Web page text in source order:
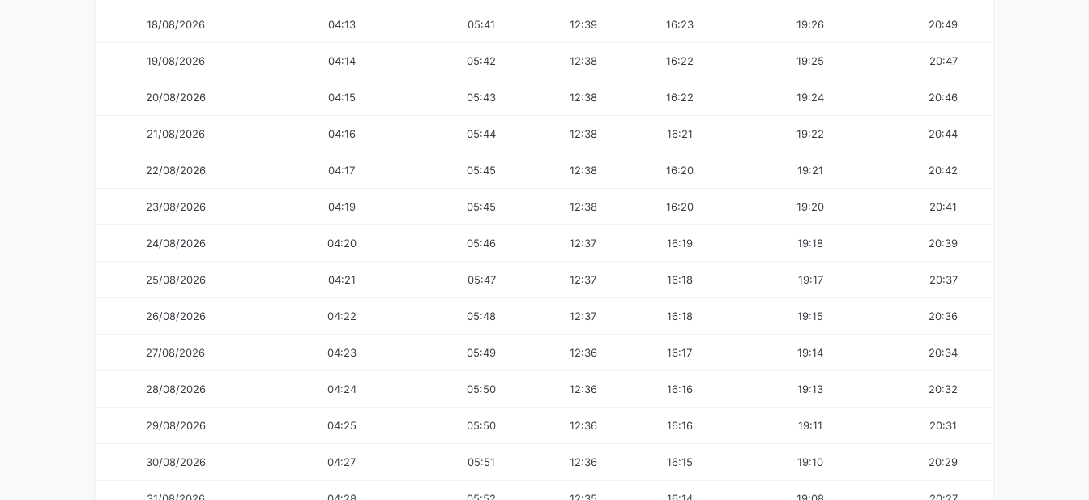
18/08/2026 04:13 05:41 12:39 16:23 19:26 20:49
19/08/2026 04:14 05:42 12:38 16:22 19:25 20:47
20/08/2026 04:15 05:43 12:38 16:22 19:24 20:46
21/08/2026 04:16 05:44 12:38 16:21 19:22 20:44
22/08/2026 04:17 05:45 12:38 16:20 19:21 20:42
23/08/2026 04:19 05:45 12:38 16:20 19:20 20:41
24/08/2026 04:20 05:46 12:37 16:19 19:18 20:39
25/08/2026 04:21 05:47 12:37 16:18 19:17 20:37
26/08/2026 04:22 05:48 12:37 16:18 19:15 20:36
27/08/2026 04:23 05:49 12:36 16:17 19:14 20:34
28/08/2026 04:24 05:50 12:36 16:16 19:13 20:32
29/08/2026 04:25 05:50 12:36 16:16 19:11 20:31
30/08/2026 04:27 05:51 12:36 16:15 19:10 20:29